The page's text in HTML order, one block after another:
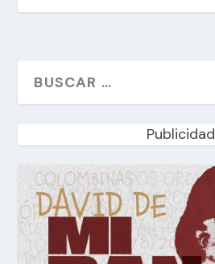
Publicidad